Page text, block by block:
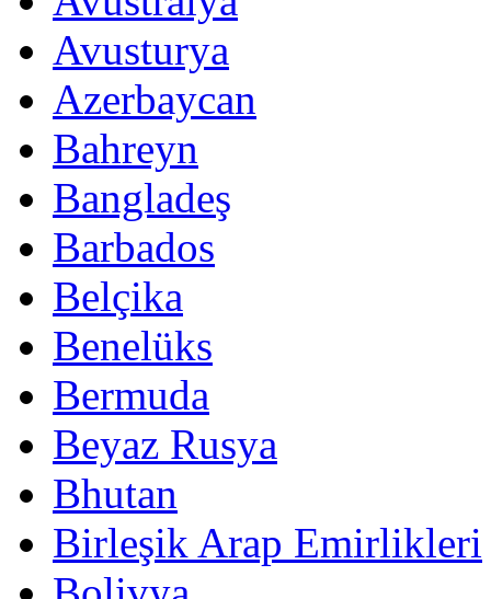
Avusturya
Azerbaycan
Bahreyn
Bangladeş
Barbados
Belçika
Benelüks
Bermuda
Beyaz Rusya
Bhutan
Birleşik Arap Emirlikleri